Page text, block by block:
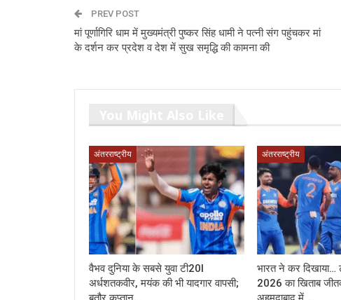
PREV POST
मां पूर्णागिरि धाम में मुख्यमंत्री पुष्कर सिंह धामी ने पत्नी संग पहुंचकर मां
के दर्शन कर प्रदेश व देश में सुख समृद्धि की कामना की
अंतरराष्ट्रीय
वैभव दुनिया के सबसे युवा टी20I
अर्धशतकवीर, मयंक की भी यादगार वापसी;
अंतरराष्ट्रीय
भारत ने कर दिखाया…
2026 का खिताब